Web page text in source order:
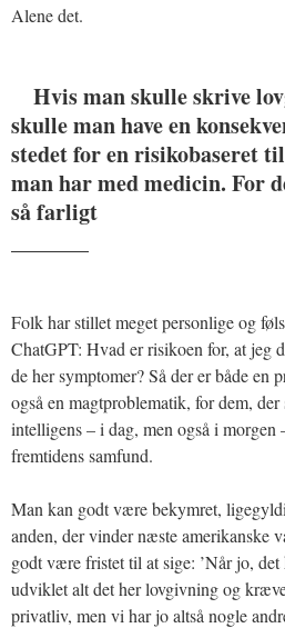
Alene det.
Hvis man skulle skrive
skulle man have en
stedet for en risikobaseret
man har med medicin. For
så farligt
Folk har stillet meget personlige og
ChatGPT: Hvad er risikoen for, at jeg
de her symptomer? Så der er både en
også en magtproblematik, for dem,
intelligens – i dag, men også i morgen
fremtidens samfund.
Man kan godt være bekymret,
anden, der vinder næste amerikanske
godt være fristet til at sige: ’Når jo,
udviklet alt det her lovgivning og
privatliv, men vi har jo altså nogle